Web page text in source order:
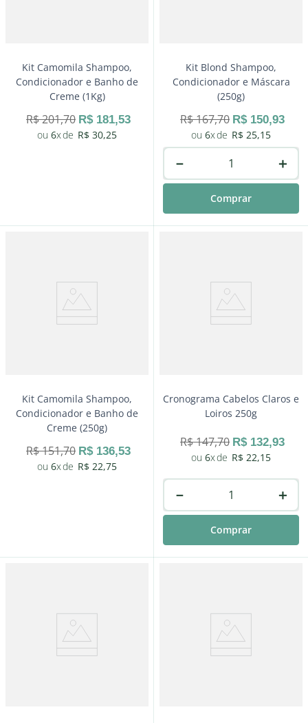
Kit Camomila Shampoo,
Condicionador e Banho de
Creme (1Kg)
R$201,70 R$ 181,53
6
R$ 30,25
Comprar
Kit Blond Shampoo,
Condicionador e Máscara
(250g)
R$167,70 R$ 150,93
6
R$ 25,15
＋
－
Comprar
Kit Camomila Shampoo,
Condicionador e Banho de
Creme (250g)
R$151,70 R$ 136,53
6
R$ 22,75
Comprar
Cronograma Cabelos Claros e
Loiros 250g
R$147,70 R$ 132,93
6
R$ 22,15
＋
－
Comprar